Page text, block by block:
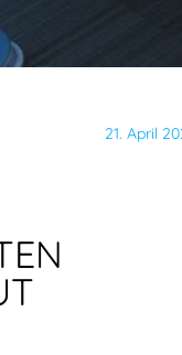
21. April